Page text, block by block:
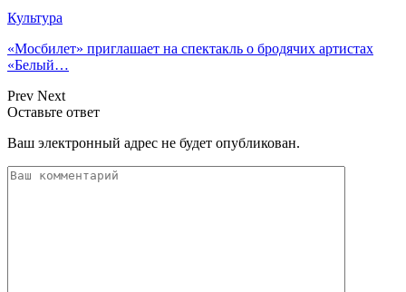
Культура
«Мосбилет» приглашает на спектакль о бродячих артистах
«Белый…
Prev Next
Оставьте ответ
Ваш электронный адрес не будет опубликован.